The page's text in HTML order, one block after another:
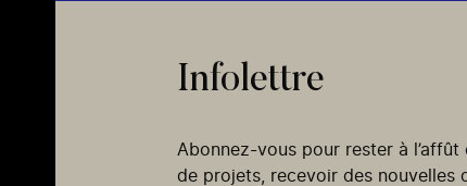
Infolettre
Abonnez-vous pour rester à
de projets, recevoir des nouvelles